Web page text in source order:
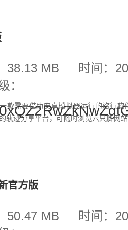
38.13 MB
时间：
：
款需要借助安卓模拟器运行的旅行
轨迹分享平台，可随时浏览六只脚网
官方版
50.47 MB
时间：